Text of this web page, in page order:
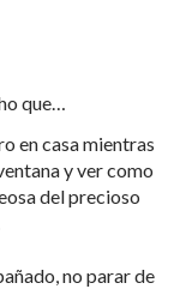
que…
en casa mientras
y ver como
del precioso
no parar de